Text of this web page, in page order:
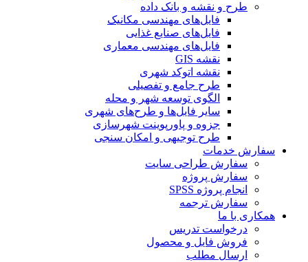
طرح و نقشه و بانک داده
فایل‌های مهندسی مکانیک
فایل‌های صنایع غذایی
فایل‌های مهندسی معماری
نقشه GIS
نقشه اتوکد شهری
طرح جامع و تفصیلی
الگوی توسعه شهر و محله
سایر فایل‌ها و طرح‌های شهری
جزوه و پاورپوینت شهرسازی
طرح توجیهی و امکان سنجی
سفارش خدمات
سفارش طراحی سایت
سفارش پروژه
انجام پروژه SPSS
سفارش ترجمه
همکاری با ما
درخواست تدریس
فروش فایل و محصول
ارسال مطلب